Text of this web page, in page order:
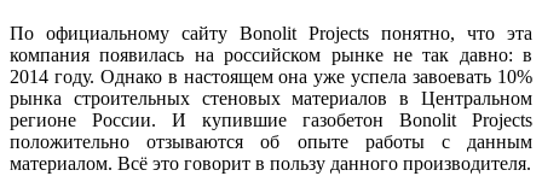
По официальному сайту Bonolit Projects понятно, что эта
компания появилась на российском рынке не так давно: в
2014 году. Однако в настоящем она уже успела завоевать 10%
рынка строительных стеновых материалов в Центральном
регионе России. И купившие газобетон Bonolit Projects
положительно отзываются об опыте работы с данным
материалом. Всё это говорит в пользу данного производителя.